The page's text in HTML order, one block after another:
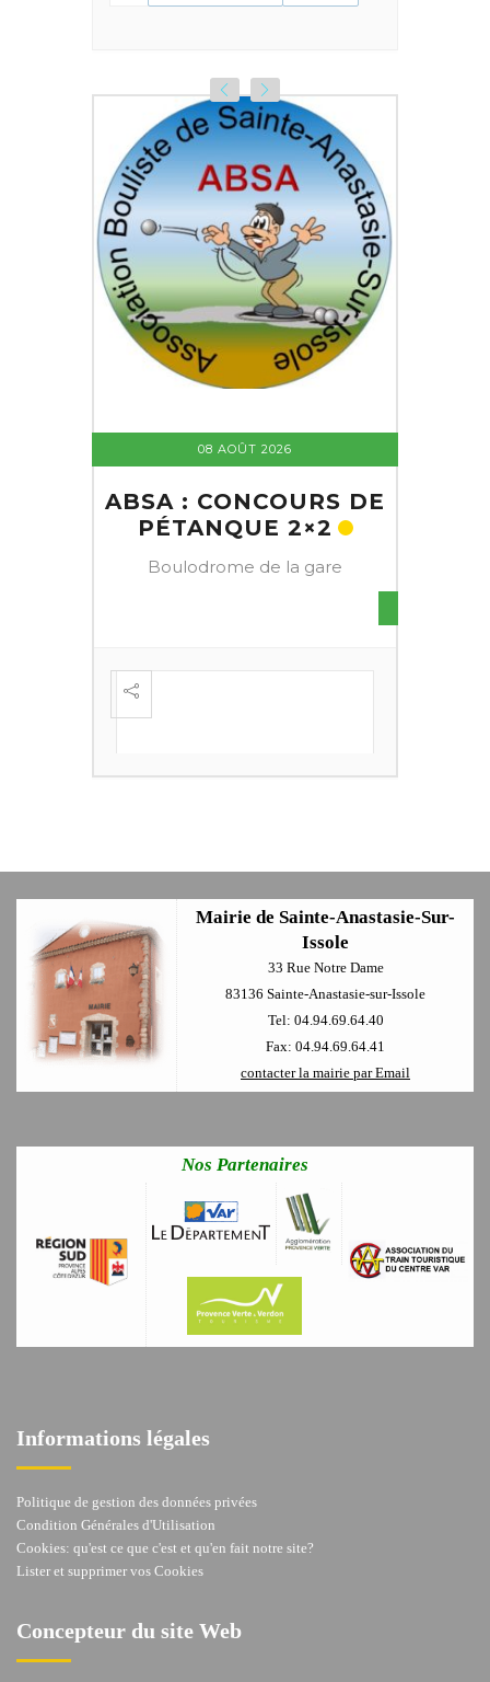
08 AOÛT 2026
ABSA : CONCOURS DE
PÉTANQUE 2×2
Boulodrome de la gare
Mairie de Sainte-Anastasie-Sur-
Issole
33 Rue Notre Dame
83136 Sainte-Anastasie-sur-Issole
Tel: 04.94.69.64.40
Fax: 04.94.69.64.41
contacter la mairie par Email
Nos Partenaires
Informations légales
Politique de gestion des données privées
Condition Générales d'Utilisation
Cookies: qu'est ce que c'est et qu'en fait notre site?
Lister et supprimer vos Cookies
Concepteur du site Web